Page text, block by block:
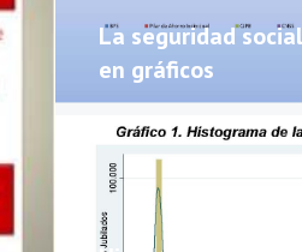
La seguridad
en gráficos